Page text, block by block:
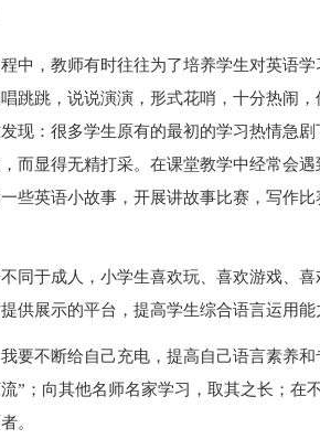
中，教师有时往往为了培养学生对英语
跳跳，说说演演，形式花哨，十分热闹
现：很多学生原有的最初的学习热情急
而显得无精打采。在课堂教学中经常会
些英语小故事，开展讲故事比赛，写作
同于成人，小学生喜欢玩、喜欢游戏、
供展示的平台，提高学生综合语言运用能
要不断给自己充电，提高自己语言素养
”；向其他名师名家学习，取其之长；在
。